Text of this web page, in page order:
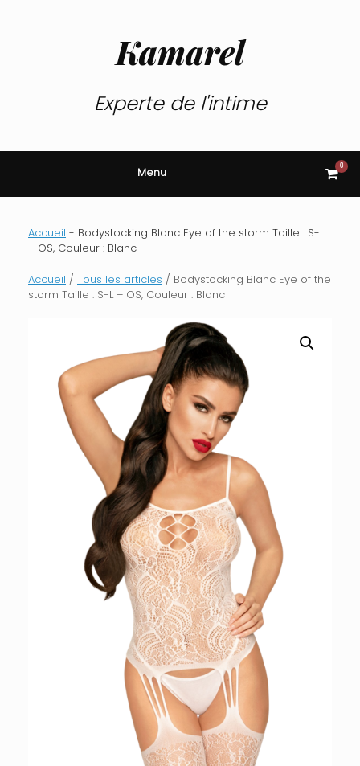
Kamarel
Experte de l'intime
Menu View
cart
0
Accueil - Bodystocking Blanc Eye of the storm Taille : S-L
– OS, Couleur : Blanc
Accueil / Tous les articles / Bodystocking Blanc Eye of the
storm Taille : S-L – OS, Couleur : Blanc